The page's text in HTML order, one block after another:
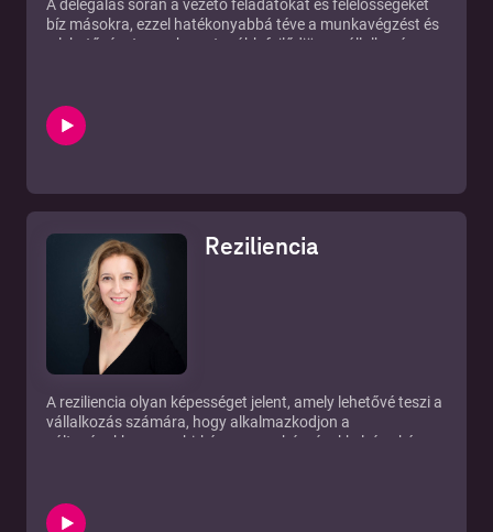
A delegálás során a vezető feladatokat és felelősségeket
bíz másokra, ezzel hatékonyabbá téve a munkavégzést és
a lehetőséget arra, hogy tovább fejlődjön a vállalkozás, a
podcastunkból.
Reziliencia
A reziliencia olyan képességet jelent, amely lehetővé teszi a
vállalkozás számára, hogy alkalmazkodjon a
változásokhoz, megbirkózzon a nehézségekkel, és akár